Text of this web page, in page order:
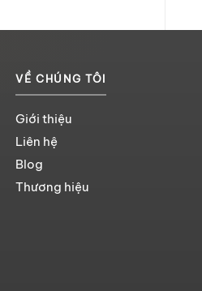
VỀ CHÚNG TÔI
Giới thiệu
Liên hệ
Blog
Thương hiệu